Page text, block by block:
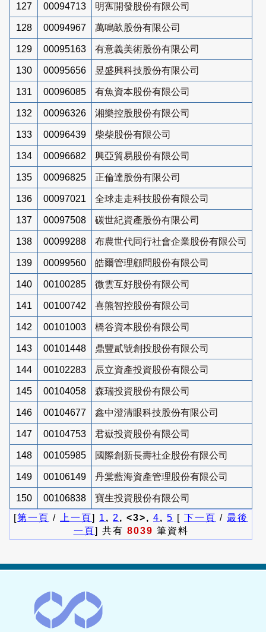
127 00094713 明寯開發股份有限公司
128 00094967 萬鳴畝股份有限公司
129 00095163 有意義美術股份有限公司
130 00095656 昱盛興科技股份有限公司
131 00096085 有魚資本股份有限公司
132 00096326 湘樂控股股份有限公司
133 00096439 柴柴股份有限公司
134 00096682 興亞貿易股份有限公司
135 00096825 正倫達股份有限公司
136 00097021 全球走走科技股份有限公司
137 00097508 碳世紀資產股份有限公司
138 00099288 布農世代同行社會企業股份有限公司
139 00099560 皓爾管理顧問股份有限公司
140 00100285 微雲互好股份有限公司
141 00100742 喜熊智控股份有限公司
142 00101003 橋谷資本股份有限公司
143 00101448 鼎豐貳號創投股份有限公司
144 00102283 辰立資產投資股份有限公司
145 00104058 森瑞投資股份有限公司
146 00104677 鑫中澄清眼科技股份有限公司
147 00104753 君嶽投資股份有限公司
148 00105985 國際創新長壽社企股份有限公司
149 00106149 丹棠藍海資產管理股份有限公司
150 00106838
寶生投資股份有限公司
[第一頁 / 上一頁] 1 , 2 , <3>, 4, 5 [ 下一頁 / 最後
一頁] 共有 8039 筆資料